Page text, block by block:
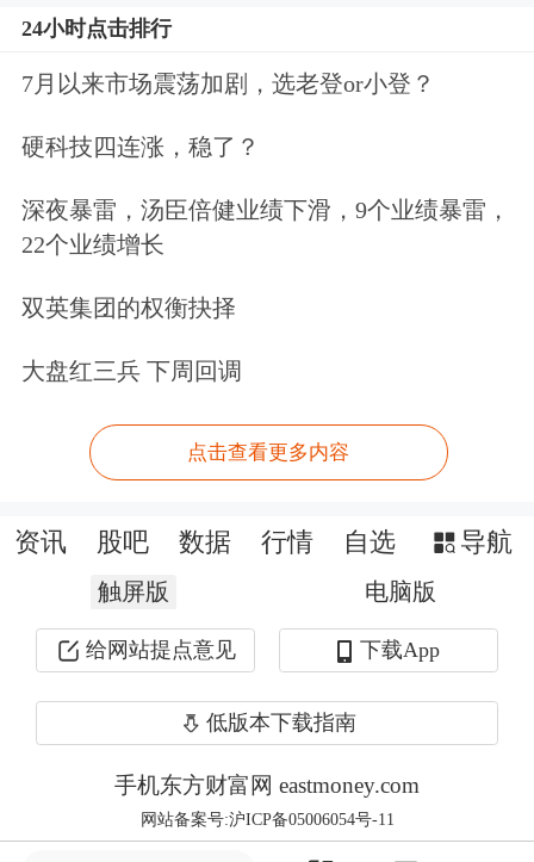
入为12.96亿元，同比增长94.53%；净
利润1.48亿元，同比增长112.19%。
根据备考数据，若此次交易完成，汇绿
16.21亿元，归母净利润将从8808.25万
元提升至1.63亿元，增幅84.8%。
根据业绩承诺安排，2026年至2028年，
钧恒科技净利润分别不低于1.83亿元、
2.32亿元和2.92亿元，三年合计承诺实
现净利润7.07亿元。
公司加大光模块业务投入的同时，也在
缩减园林主业的投入。公司今日晚间还
公告，拟对全资子公司汇绿园林建设发
展有限公司（下称“汇绿园林”）实施减
资，其注册资本由2.8亿元减少至1.12亿
24小时点击排行
7月以来市场震荡加剧，选老登or小登？
硬科技四连涨，稳了？
深夜暴雷，汤臣倍健业绩下滑，9个业绩暴雷，
22个业绩增长
双英集团的权衡抉择
大盘红三兵 下周回调
点击查看更多内容
资讯 股吧 数据 行情 自选 导航
触屏版 电脑版
给网站提点意见 下载App
低版本下载指南
手机东方财富网 eastmoney.com
网站备案号:沪ICP备05006054号-11